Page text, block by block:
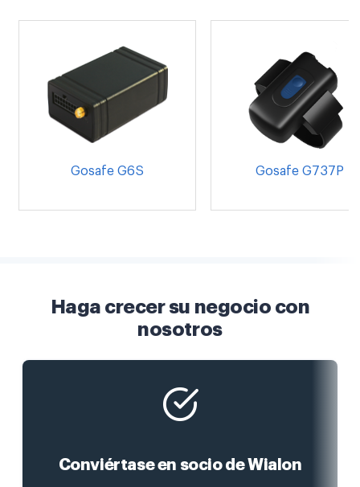
Gosafe G6S Gosafe G737P
Haga crecer su negocio con
nosotros
Conviértase en socio de Wialon